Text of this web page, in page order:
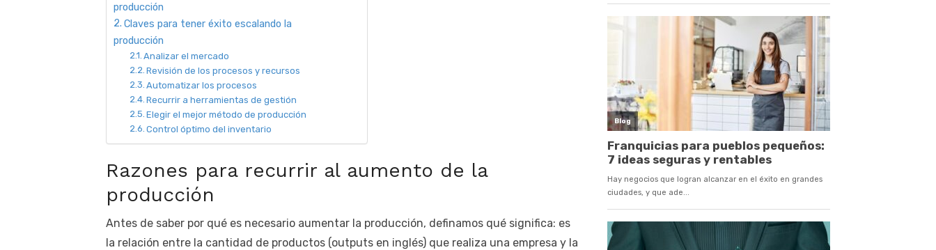
producción
Claves para tener éxito escalando la
producción
Analizar el mercado
Revisión de los procesos y recursos
Automatizar los procesos
Recurrir a herramientas de gestión
Elegir el mejor método de producción
Control óptimo del inventario
Razones para recurrir al aumento de la
producción
Antes de saber por qué es necesario aumentar la producción, definamos qué significa: es
la relación entre la cantidad de productos (outputs en inglés) que realiza una empresa y la